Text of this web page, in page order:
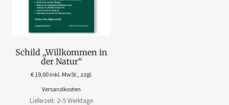
Schild „Willkommen in
der Natur“
€19,00 inkl. MwSt., zzgl.
Versandkosten
Lieferzeit: 2–5 Werktage